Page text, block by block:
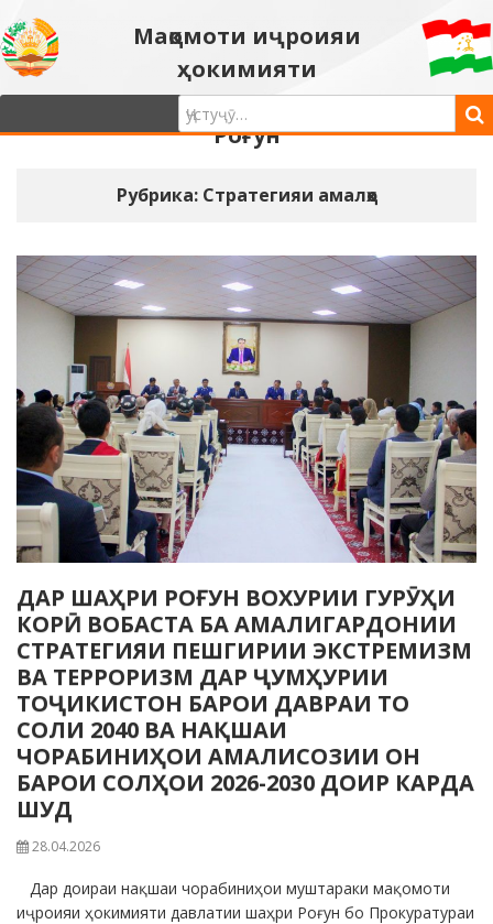
Мақомоти иҷроияи
ҳокимияти
давлатии шаҳри
Роғун
Рубрика: Стратегияи амалҳо
ДАР ШАҲРИ РОҒУН ВОХУРИИ ГУРӮҲИ
КОРӢ ВОБАСТА БА АМАЛИГАРДОНИИ
СТРАТЕГИЯИ ПЕШГИРИИ ЭКСТРЕМИЗМ
ВА ТЕРРОРИЗМ ДАР ҶУМҲУРИИ
ТОҶИКИСТОН БАРОИ ДАВРАИ ТО
СОЛИ 2040 ВА НАҚШАИ
ЧОРАБИНИҲОИ АМАЛИСОЗИИ ОН
БАРОИ СОЛҲОИ 2026-2030 ДОИР КАРДА
ШУД
28.04.2026
Дар доираи нақшаи чорабиниҳои муштараки мақомоти
иҷроияи ҳокимияти давлатии шаҳри Роғун бо Прокуратураи